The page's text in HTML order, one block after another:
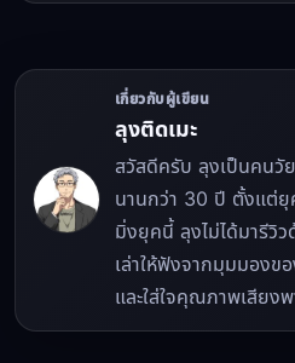
เกี่ยวกับผู้เขียน
ลุงติดเมะ
สวัสดีครับ ลุงเป็นคนวั
นานกว่า 30 ปี ตั้งแต่ยุ
มิ่งยุคนี้ ลุงไม่ได้มารีวิ
เล่าให้ฟังจากมุมมองข
และใส่ใจคุณภาพเสียง